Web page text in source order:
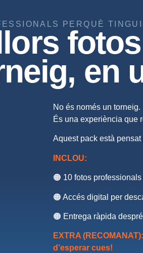
PERQUÈ
en
No és només un torneig.
És una experiència que
Aquest pack està
INCLOU:
🟠 10 fotos
🟠 Accés digital per
🟠 Entrega ràpida
EXTRA
d’esperar cues!